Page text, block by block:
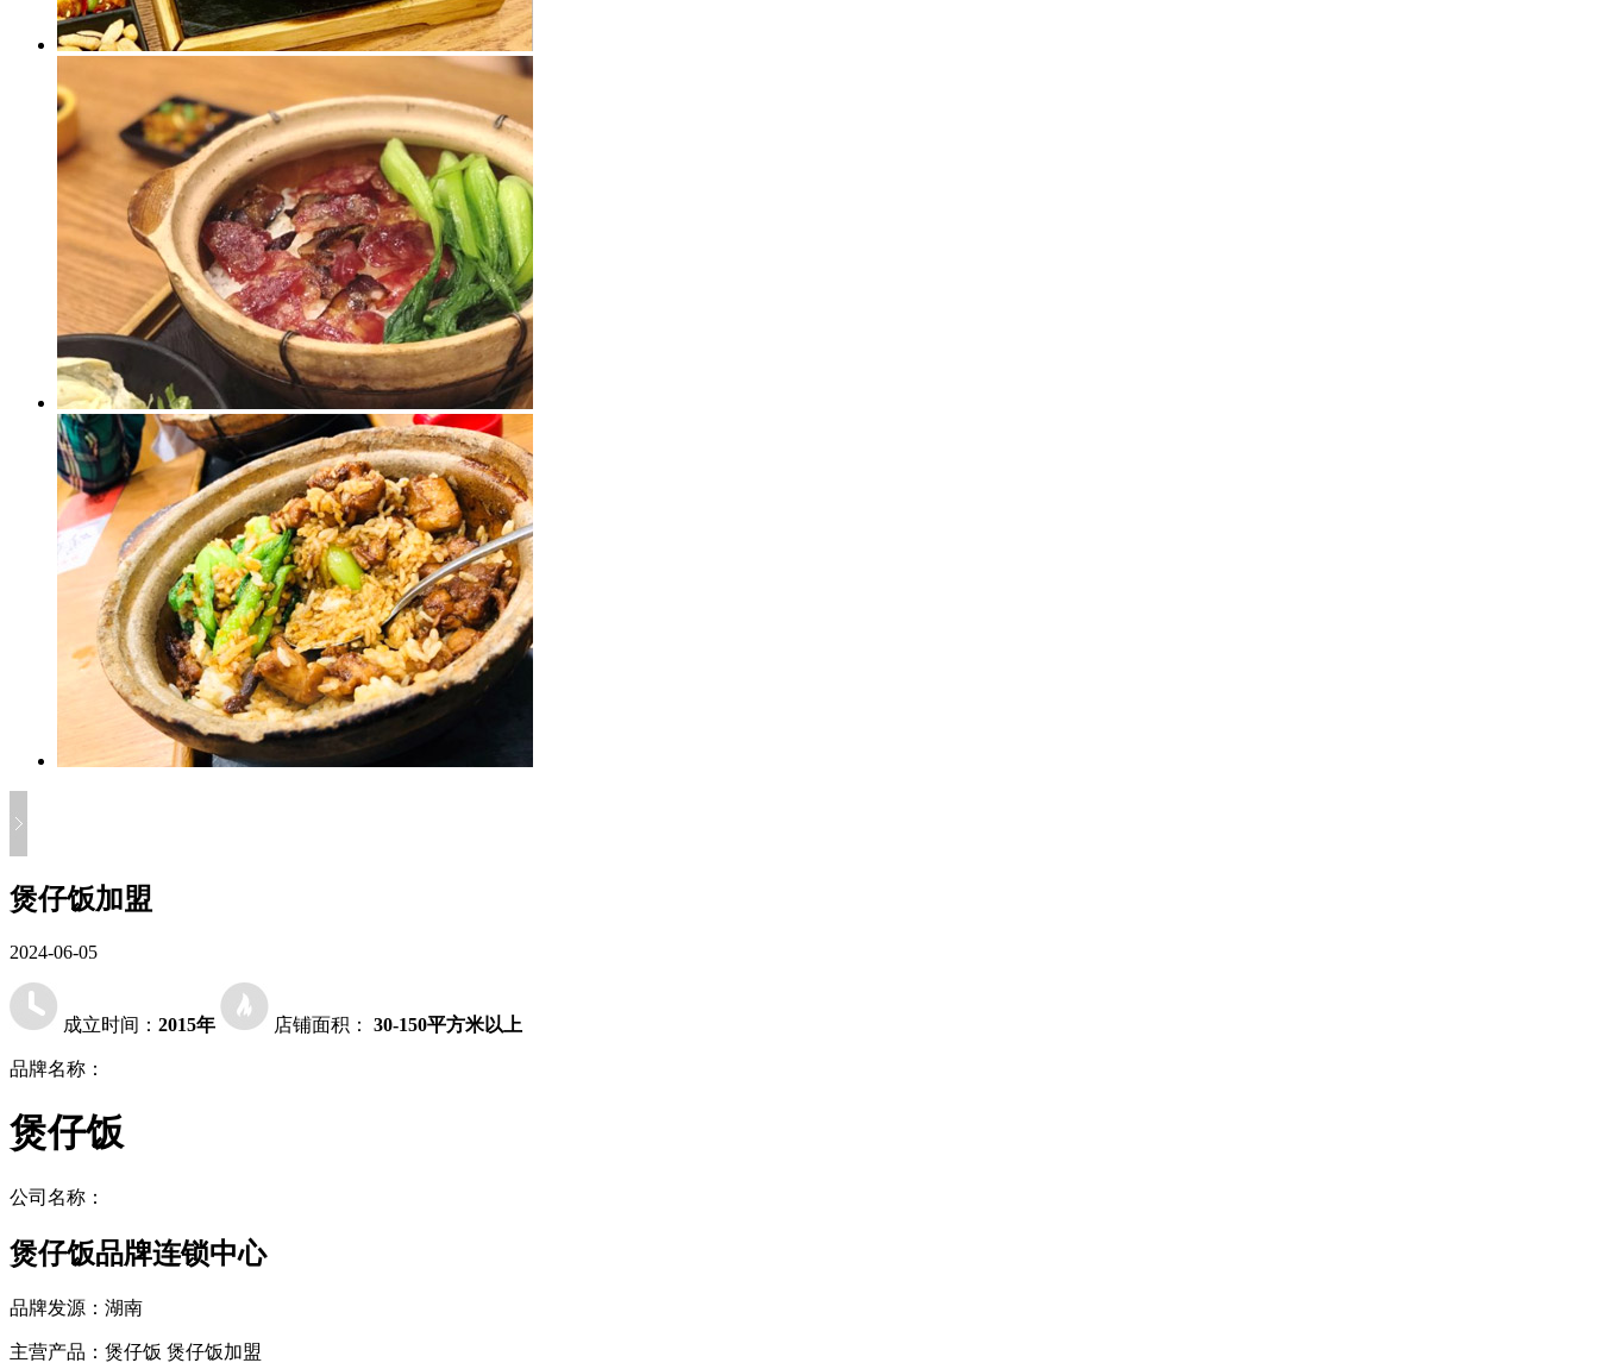
煲仔饭加盟
2024-06-05
成立时间： 2015年 店铺面积： 30-150平方米以上
品牌名称：
煲仔饭
公司名称：
煲仔饭品牌连锁中心
品牌发源： 湖南
主营产品： 煲仔饭 煲仔饭加盟